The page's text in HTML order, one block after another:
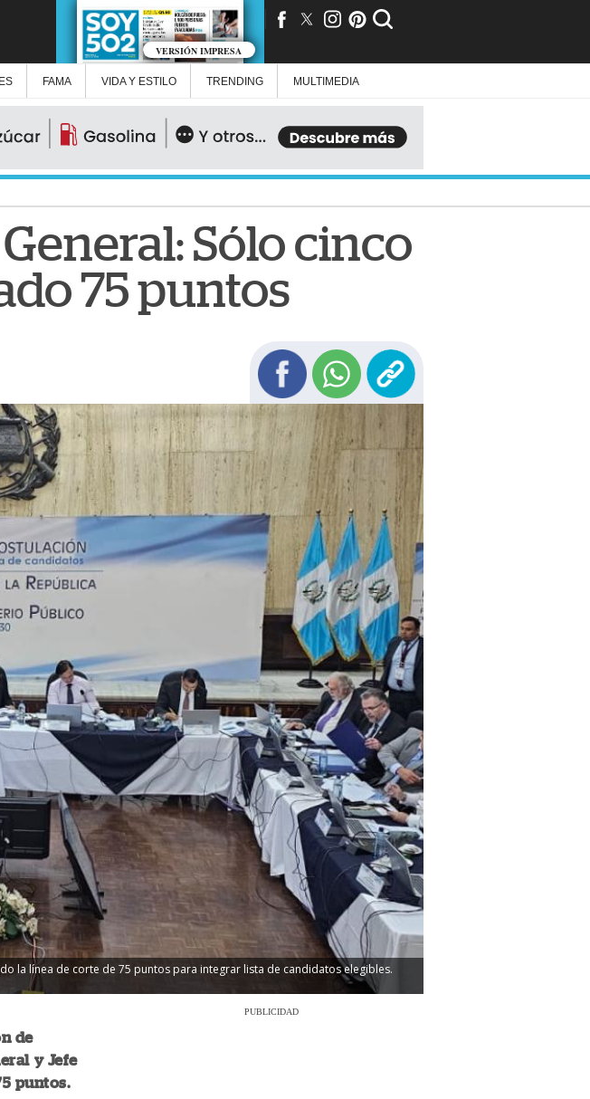
VERSIÓN IMPRESA
FAMA VIDA Y ESTILO TRENDING MULTIMEDIA
Sólo cinco
75 puntos
la línea de corte de 75 puntos para integrar lista de candidatos elegibles.
de
y Jefe
puntos.
PUBLICIDAD